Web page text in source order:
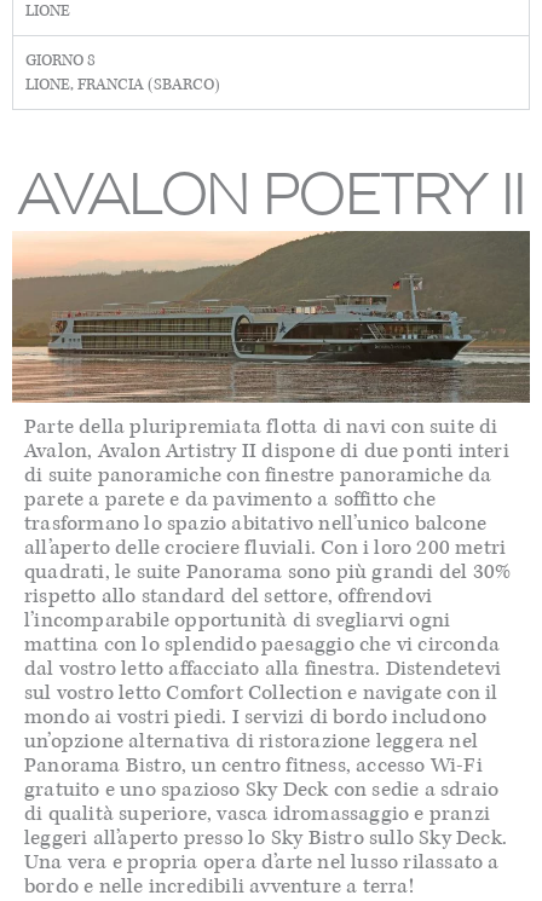
LIONE
GIORNO 8
LIONE, FRANCIA (SBARCO)
AVALON POETRY II
Parte della pluripremiata flotta di navi con suite di
Avalon, Avalon Artistry II dispone di due ponti interi
di suite panoramiche con finestre panoramiche da
parete a parete e da pavimento a soffitto che
trasformano lo spazio abitativo nell’unico balcone
all’aperto delle crociere fluviali. Con i loro 200 metri
quadrati, le suite Panorama sono più grandi del 30%
rispetto allo standard del settore, offrendovi
l’incomparabile opportunità di svegliarvi ogni
mattina con lo splendido paesaggio che vi circonda
dal vostro letto affacciato alla finestra. Distendetevi
sul vostro letto Comfort Collection e navigate con il
mondo ai vostri piedi. I servizi di bordo includono
un’opzione alternativa di ristorazione leggera nel
Panorama Bistro, un centro fitness, accesso Wi-Fi
gratuito e uno spazioso Sky Deck con sedie a sdraio
di qualità superiore, vasca idromassaggio e pranzi
leggeri all’aperto presso lo Sky Bistro sullo Sky Deck.
Una vera e propria opera d’arte nel lusso rilassato a
bordo e nelle incredibili avventure a terra!